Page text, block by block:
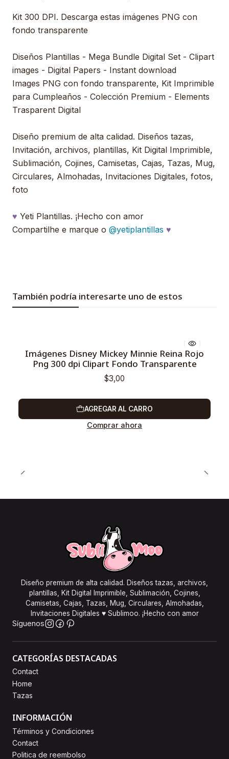
Kit 300 DPI. Descarga estas imágenes PNG con
fondo transparente
Diseños Plantillas - Mega Bundle Digital Set - Clipart
images - Digital Papers - Instant download
Images PNG con fondo transparente, Kit Imprimible
para Cumpleaños - Colección Premium - Elements
Trasparent Digital
Diseño premium de alta calidad. Diseños tazas,
Invitación, archivos, plantillas, Kit Digital Imprimible,
Sublimación, Cojines, Camisetas, Cajas, Tazas, Mug,
Circulares, Almohadas, Invitaciones Digitales, fotos,
foto
♥ Yeti Plantillas. ¡Hecho con amor
Compartilhe e marque o @yetiplantillas ♥
También podría interesarte uno de estos
Imágenes Disney Mickey Minnie Reina Rojo
Png 300 dpi Clipart Fondo Transparente
$3,00
AGREGAR AL CARRO
Comprar ahora
Diseño premium de alta calidad. Diseños tazas, archivos,
plantillas, Kit Digital Imprimible, Sublimación, Cojines,
Camisetas, Cajas, Tazas, Mug, Circulares, Almohadas,
Invitaciones Digitales ♥ Sublimoo. ¡Hecho con amor
Síguenos
CATEGORÍAS DESTACADAS
Contact
Home
Tazas
INFORMACIÓN
Términos y Condiciones
Contact
Politica de reembolso